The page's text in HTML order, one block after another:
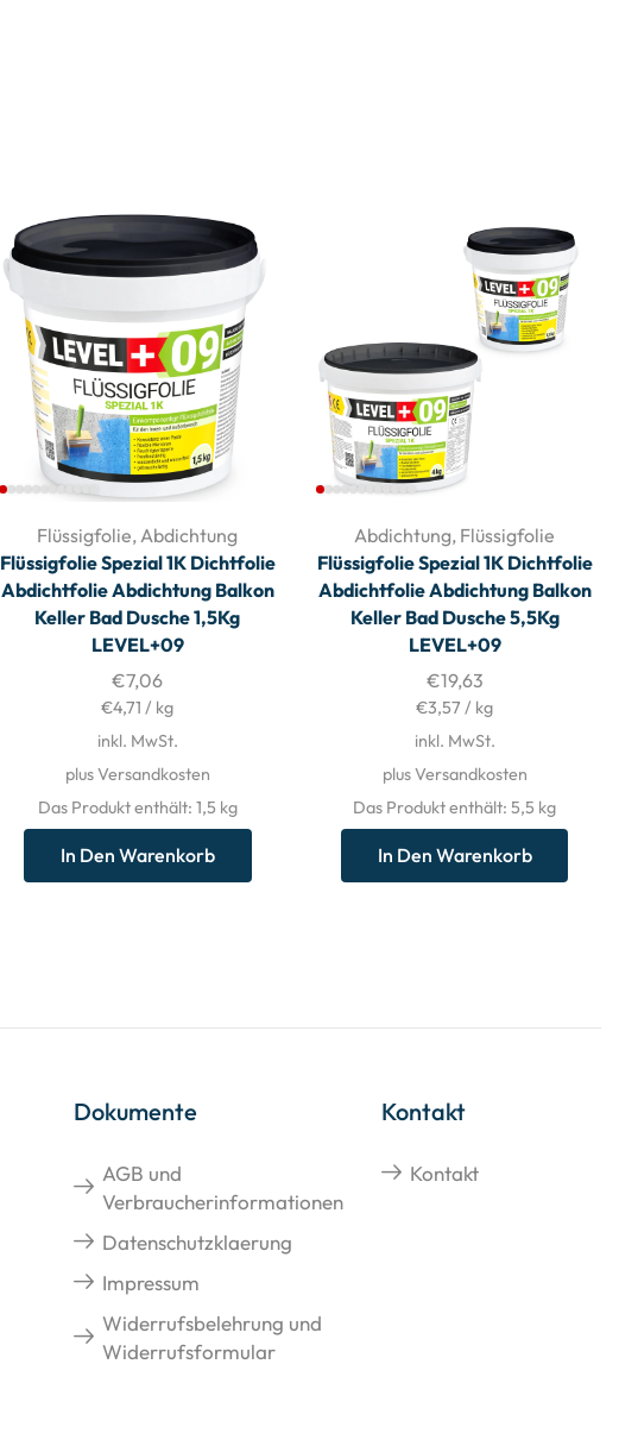
Flüssigfolie,Abdichtung
Flüssigfolie Spezial 1K Dichtfolie
Abdichtfolie Abdichtung Balkon
Keller Bad Dusche 1,5Kg
LEVEL+09
€7,06
€4,71 / kg
inkl. MwSt.
plus Versandkosten
Das Produkt enthält: 1,5 kg
In Den Warenkorb
Abdichtung, Flüssigfolie
Flüssigfolie Spezial 1K Dichtfolie
Abdichtfolie Abdichtung Balkon
Keller Bad Dusche 5,5Kg
LEVEL+09
€19,63
€3,57 / kg
inkl. MwSt.
plus Versandkosten
Das Produkt enthält: 5,5 kg
In Den Warenkorb
Dokumente
AGB und
Verbraucherinformationen
Datenschutzklaerung
Impressum
Widerrufsbelehrung und
Widerrufsformular
Kontakt
Kontakt